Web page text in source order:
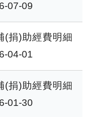
07-09
(捐)助經費明細
04-01
(捐)助經費明細
01-30